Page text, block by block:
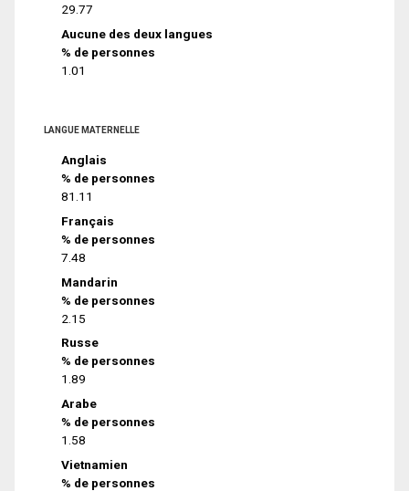
29.77
Aucune des deux langues
% de personnes
1.01
LANGUE MATERNELLE
Anglais
% de personnes
81.11
Français
% de personnes
7.48
Mandarin
% de personnes
2.15
Russe
% de personnes
1.89
Arabe
% de personnes
1.58
Vietnamien
% de personnes